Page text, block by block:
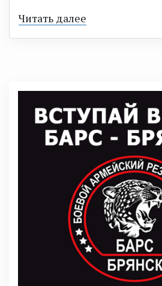
Читать далее